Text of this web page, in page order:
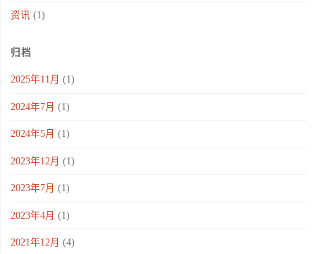
资讯 (1)
归档
2025年11月 (1)
2024年7月 (1)
2024年5月 (1)
2023年12月 (1)
2023年7月 (1)
2023年4月 (1)
2021年12月 (4)